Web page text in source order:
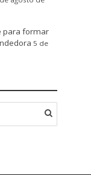
para formar
5 de